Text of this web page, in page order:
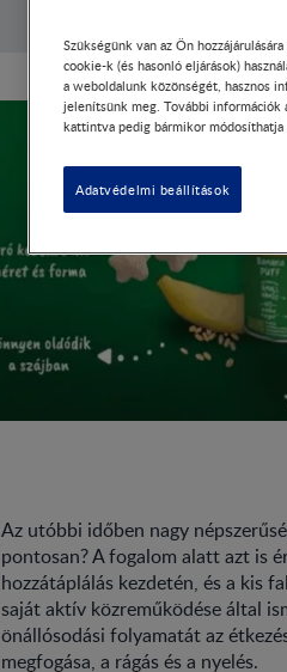
Az utóbbi időben nagy
pontosan? A fogalom alatt azt is
hozzátáplálás kezdetén, és a kis
saját aktív közreműködése által
önállósodási folyamatát az
megfogása, a rágás és a nyelés.
Szükségünk van az Ön
cookie-k (és hasonló eljárások)
a weboldalunk közönségét, hasznos
jelenítsünk meg. További
kattintva pedig bármikor módosíthatja
Adatvédelmi beállítások